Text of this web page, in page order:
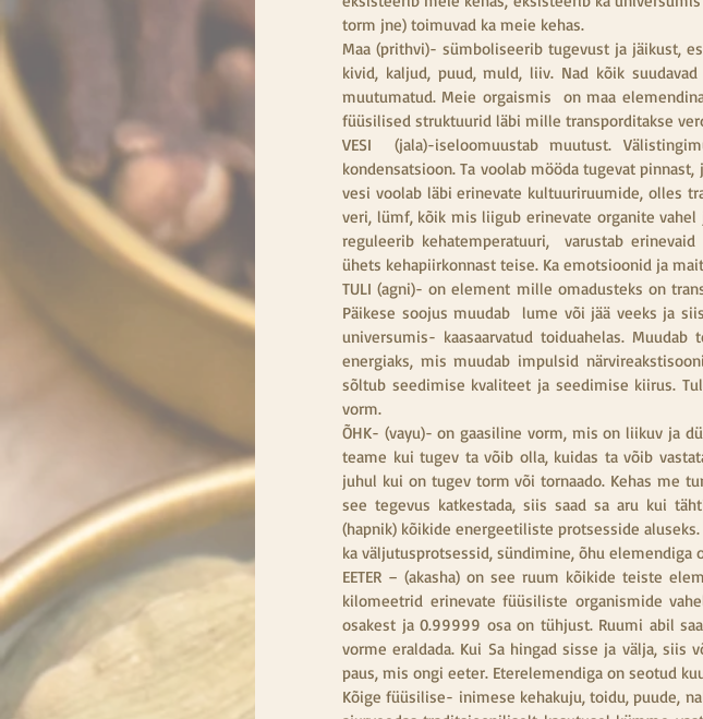
torm jne) toimuvad ka meie kehas.
Maa (prithvi)- sümboliseerib tugevust ja jäikust,
kivid, kaljud, puud, muld, liiv. Nad kõik
muutumatud. Meie orgaismis  on maa
füüsilised struktuurid läbi mille transporditakse
VESI  (jala)-iseloomuustab muutust.
kondensatsioon. Ta voolab mööda tugevat
vesi voolab läbi erinevate kultuuriruumide, olles
veri, lümf, kõik mis liigub erinevate organite vahel
reguleerib kehatemperatuuri,  varustab
ühets kehapiirkonnast teise. Ka emotsioonid ja
TULI (agni)- on element mille omadusteks on
Päikese soojus muudab  lume või jää veeks ja
universumis- kaasaarvatud toiduahelas.
energiaks, mis muudab impulsid
sõltub seedimise kvaliteet ja seedimise kiirus.
vorm.
ÕHK- (vayu)- on gaasiline vorm, mis on liikuv ja
teame kui tugev ta võib olla, kuidas ta võib
juhul kui on tugev torm või tornaado. Kehas me
see tegevus katkestada, siis saad sa aru kui
(hapnik) kõikide energeetiliste protsesside
ka väljutusprotsessid, sündimine, õhu
EETER – (akasha) on see ruum kõikide teiste
kilomeetrid erinevate füüsiliste organismide
osakest ja 0.99999 osa on tühjust. Ruumi abil
vorme eraldada. Kui Sa hingad sisse ja välja, siis
paus, mis ongi eeter. Eterelemendiga on seotud
Kõige füüsilise- inimese kehakuju, toidu, puude,